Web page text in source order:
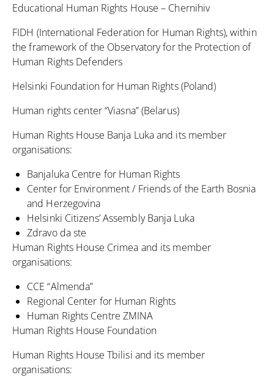
Educational Human Rights House – Chernihiv
FIDH (International Federation for Human Rights), within
the framework of the Observatory for the Protection of
Human Rights Defenders
Helsinki Foundation for Human Rights (Poland)
Human rights center “Viasna” (Belarus)
Human Rights House Banja Luka and its member
organisations:
Banjaluka Centre for Human Rights
Center for Environment / Friends of the Earth Bosnia
and Herzegovina
Helsinki Citizens’ Assembly Banja Luka
Zdravo da ste
Human Rights House Crimea and its member
organisations:
CCE “Almenda”
Regional Center for Human Rights
Human Rights Centre ZMINA
Human Rights House Foundation
Human Rights House Tbilisi and its member
organisations: